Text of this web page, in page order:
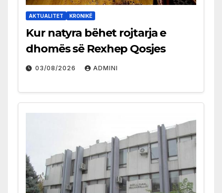
AKTUALITET KRONIKË
Kur natyra bëhet rojtarja e
dhomës së Rexhep Qosjes
03/08/2026 ADMINI